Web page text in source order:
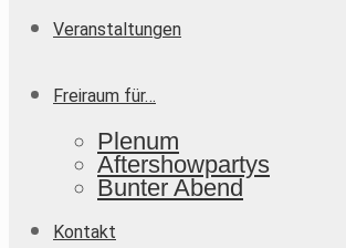
Veranstaltungen
Freiraum für…
Plenum
Aftershowpartys
Bunter Abend
Kontakt